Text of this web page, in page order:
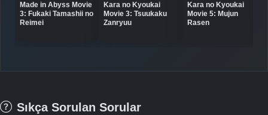
Made in Abyss Movie
3: Fukaki Tamashii no
Reimei
Kara no Kyoukai
Movie 3: Tsuukaku
Zanryuu
Kara no Kyoukai
Movie 5: Mujun
Rasen
Sıkça Sorulan Sorular